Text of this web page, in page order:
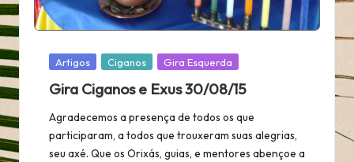
Posted
Artigos Ciganos Gira Esquerda
Gira Ciganos e Exus 30/08/15
Agradecemos a presença de todos os que
participaram, a todos que trouxeram suas alegrias,
seu axé. Que os Orixás, guias, e mentores abençoe a